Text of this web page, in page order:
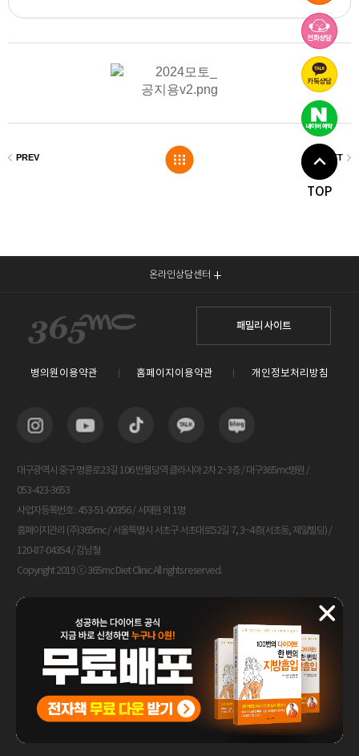
TOP
온라인상담센터
패밀리 사이트
병의원이용약관 홈페이지이용약관 개인정보처리방침
대구광역시 중구 명륜로23길 106 반월당역 클라시아 2차 2~3층 / 대구365mc병원 /
053-423-3653
사업자등록번호 : 453-51-00356 / 서재원 외 1명
홈페이지관리 (주)365mc / 서울특별시 서초구 서초대로52길 7, 3~4층(서초동, 제일빌딩) /
120-87-04354 / 김남철
Copyright 2019 ⓒ 365mc Diet Clinic All rights reserved.